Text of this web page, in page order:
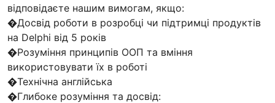
відповідаєте нашим вимогам, якщо:
�Досвід роботи в розробці чи підтримці продуктів
на Delphi від 5 років
�Розуміння принципів ООП та вміння
використовувати їх в роботі
�Технічна англійська
�Глибоке розуміння та досвід: